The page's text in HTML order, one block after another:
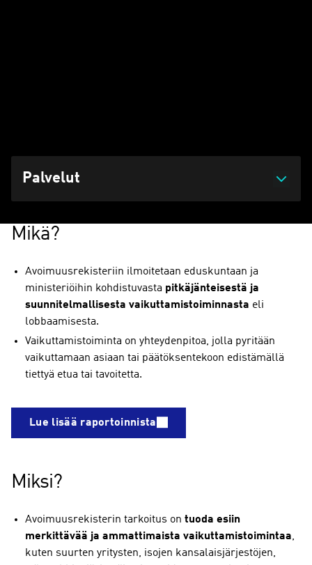
Palvelut
Mikä?
Avoimuusrekisteriin ilmoitetaan eduskuntaan ja
ministeriöihin kohdistuvasta pitkäjänteisestä ja
suunnitelmallisesta vaikuttamistoiminnasta eli
lobbaamisesta.
Vaikuttamistoiminta on yhteydenpitoa, jolla pyritään
vaikuttamaan asiaan tai päätöksentekoon edistämällä
tiettyä etua tai tavoitetta.
Lue lisää raportoinnista
Miksi?
Avoimuusrekisterin tarkoitus on tuoda esiin
merkittävää ja ammattimaista vaikuttamistoimintaa,
kuten suurten yritysten, isojen kansalaisjärjestöjen,